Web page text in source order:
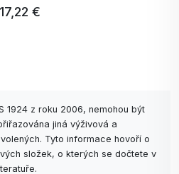
17,22 €
1924 z roku 2006, nemohou být
jiná výživová a
Tyto informace hovoří o
složek, o kterých se dočtete v